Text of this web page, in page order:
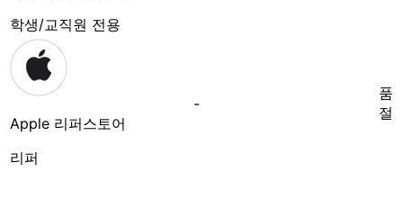
학생/교직원 전용
Apple 리퍼스토어
리퍼
-
품
절